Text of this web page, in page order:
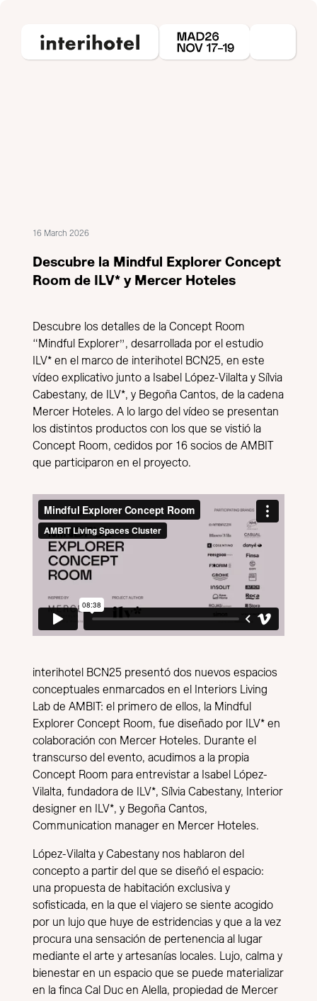
16 March 2026
Descubre la Mindful Explorer Concept
Room de ILV* y Mercer Hoteles
Descubre los detalles de la Concept Room
“Mindful Explorer”, desarrollada por el estudio
ILV* en el marco de interihotel BCN25, en este
vídeo explicativo junto a Isabel López-Vilalta y Sílvia
Cabestany, de ILV*, y Begoña Cantos, de la cadena
Mercer Hoteles. A lo largo del vídeo se presentan
los distintos productos con los que se vistió la
Concept Room, cedidos por 16 socios de AMBIT
que participaron en el proyecto.
interihotel BCN25 presentó dos nuevos espacios
conceptuales enmarcados en el
Interiors Living
Lab de AMBIT: el primero de ellos, la Mindful
Explorer Concept Room, fue diseñado por ILV* en
colaboración con Mercer Hoteles. Durante el
transcurso del evento, acudimos a la propia
Concept Room para entrevistar a Isabel López-
Vilalta, fundadora de ILV*, Sílvia Cabestany, Interior
designer en ILV*, y Begoña Cantos,
Communication manager en Mercer Hoteles.
López-Vilalta y Cabestany nos hablaron del
concepto a partir del que se diseñó el espacio:
una propuesta de habitación exclusiva y
sofisticada, en la que el viajero se siente acogido
por un lujo que huye de estridencias y que a la vez
procura una sensación de pertenencia al lugar
mediante el arte y artesanías locales. Lujo, calma y
bienestar en un espacio que se puede materializar
en la finca Cal Duc en Alella, propiedad de Mercer